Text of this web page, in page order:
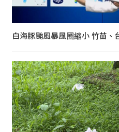
白海豚颱風暴風圈縮小 竹苗、